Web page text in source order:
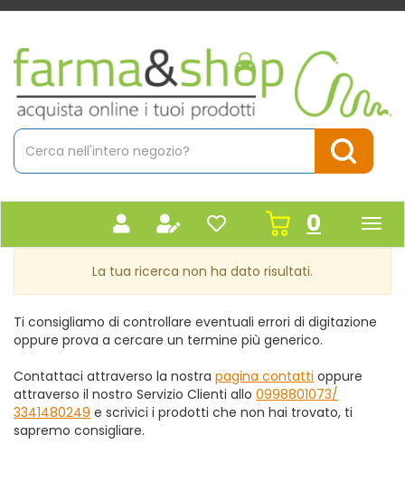
Passa
contenuto
principale
Farmacia
Massaro
Cerca
Prodotto
Cerca
0inseriti
La tua ricerca non ha dato risultati.
Ti consigliamo di controllare eventuali errori di digitazione
oppure prova a cercare un termine più generico.
Contattaci attraverso la nostra pagina contatti oppure
attraverso il nostro Servizio Clienti allo 0998801073/
3341480249 e scrivici i prodotti che non hai trovato, ti
sapremo consigliare.